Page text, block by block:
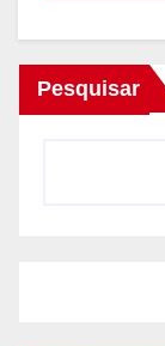
Pesquisar